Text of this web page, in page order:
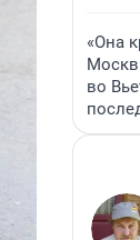
«Она
во